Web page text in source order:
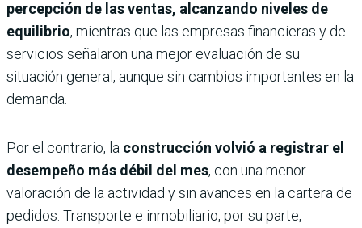
percepción de las ventas, alcanzando niveles de
equilibrio, mientras que las empresas financieras y de
servicios señalaron una mejor evaluación de su
situación general, aunque sin cambios importantes en la
demanda.
Por el contrario, la construcción volvió a registrar el
desempeño más débil del mes, con una menor
valoración de la actividad y sin avances en la cartera de
pedidos. Transporte e inmobiliario, por su parte,